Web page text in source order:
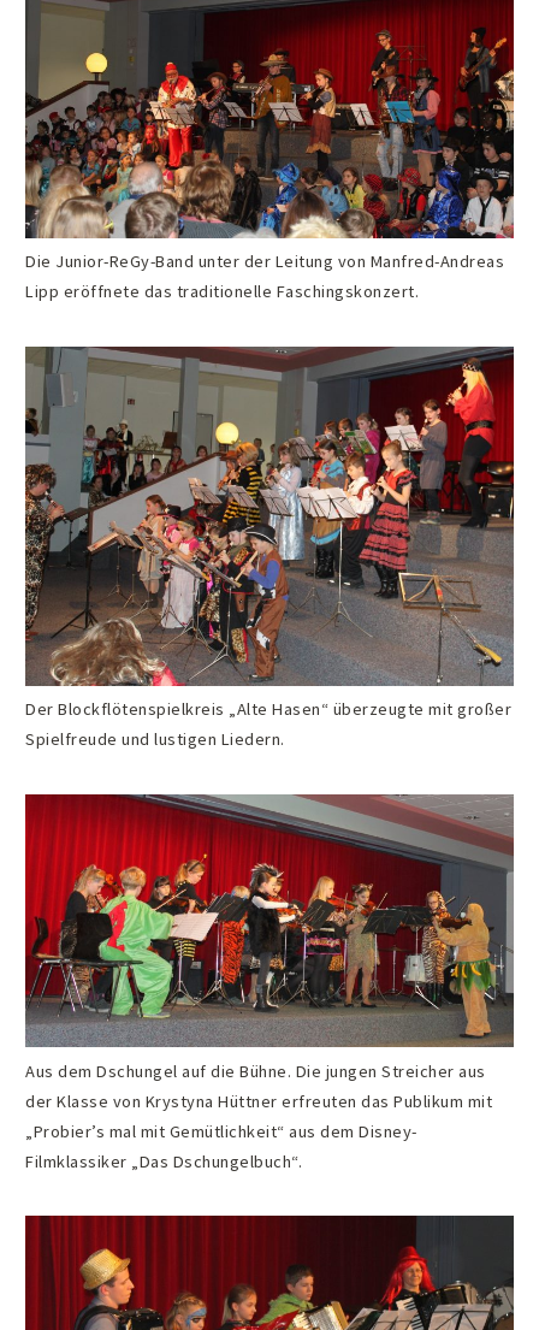
Die Junior-ReGy-Band unter der Leitung von Manfred-Andreas
Lipp eröffnete das traditionelle Faschingskonzert.
Der Blockflötenspielkreis „Alte Hasen“ überzeugte mit großer
Spielfreude und lustigen Liedern.
Aus dem Dschungel auf die Bühne. Die jungen Streicher aus
der Klasse von Krystyna Hüttner erfreuten das Publikum mit
„Probier’s mal mit Gemütlichkeit“ aus dem Disney-
Filmklassiker „Das Dschungelbuch“.